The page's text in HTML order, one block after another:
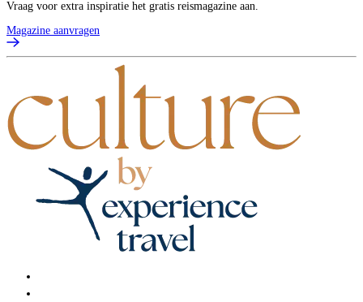
Vraag voor extra inspiratie het gratis reismagazine aan.
Magazine aanvragen